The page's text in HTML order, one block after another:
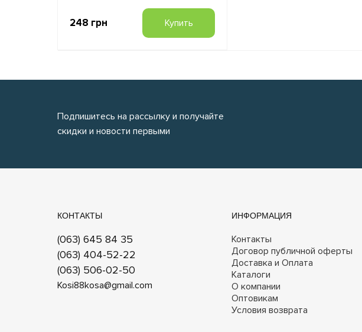
248 грн Купить
Подпишитесь на рассылку и получайте
скидки и новости первыми
КОНТАКТЫ
(063) 645 84 35
(063) 404-52-22
(063) 506-02-50
Kosi88kosa@gmail.com
ИНФОРМАЦИЯ
Контакты
Договор публичной оферты
Доставка и Оплата
Каталоги
О компании
Оптовикам
Условия возврата